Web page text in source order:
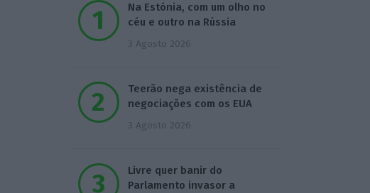
Na Estónia, com um olho no
céu e outro na Rússia
3 Agosto 2026
Teerão nega existência de
negociações com os EUA
3 Agosto 2026
Livre quer banir do
Parlamento invasor a